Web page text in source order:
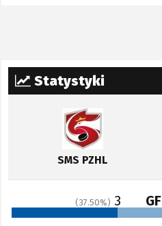
Statystyki
SMS PZHL
37.50 3 GF